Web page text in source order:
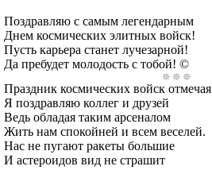
Поздравляю с самым легендарным
Днем космических элитных войск!
Пусть карьера станет лучезарной!
Да пребудет молодость с тобой! ©
Праздник космических войск отмечая
Я поздравляю коллег и друзей
Ведь обладая таким арсеналом
Жить нам спокойней и всем веселей.
Нас не пугают ракеты большие
И астероидов вид не страшит